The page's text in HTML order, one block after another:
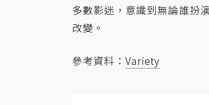
多數影迷，意識到無論誰扮
改變。
參考資料： Variety